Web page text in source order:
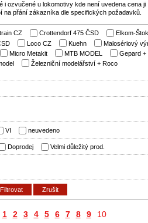
i ozvučené u lokomotivy kde není uvedena cena
na přání zákazníka dle specifických požadavků.
CZ Crottendorf 475 ČSD
Elkom-
Loco CZ Kuehn
Malosériový
Micro Metakit MTB MODEL
Gepard +
Železniční modelářství + Roco
VI neuvedeno
Doprodej Velmi důležitý prod.
1 2 3 4 5 6 7 8 9 10